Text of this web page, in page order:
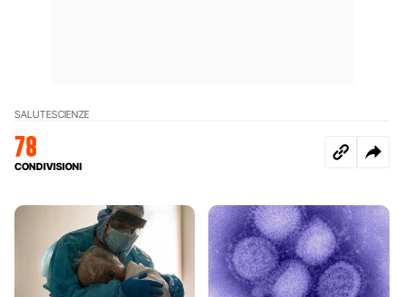
SALUTESCIENZE
78
CONDIVISIONI